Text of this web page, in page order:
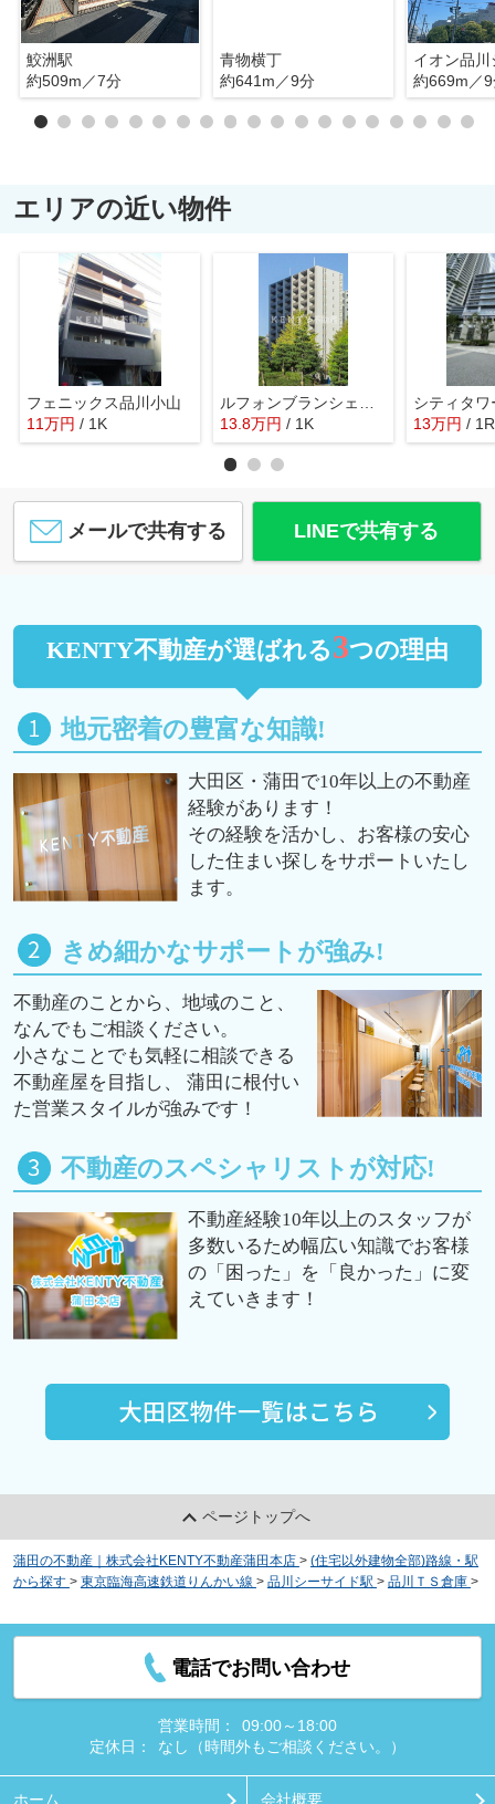
鮫洲駅
約509m／7分
青物横丁
約641m／9分
イオン品
約669m／
エリアの近い物件
フェニックス品川小山
11万円 / 1K
ルフォンブランシェ品川南大井
13.8万円 / 1K 13万円 / 1R
メールで共有する LINEで共有する
KENTY不動産が選ばれる3つの理由
地元密着の豊富な知識!
大田区・蒲田で10年以上の不動産
経験があります！
その経験を活かし、お客様の安心
した住まい探しをサポートいたし
ます。
きめ細かなサポートが強み!
不動産のことから、地域のこと、
なんでもご相談ください。
小さなことでも気軽に相談できる
不動産屋を目指し、 蒲田に根付い
た営業スタイルが強みです！
不動産のスペシャリストが対応!
不動産経験10年以上のスタッフが
多数いるため幅広い知識でお客様
の「困った」を「良かった」に変
えていきます！
ページトップへ
蒲田の不動産｜株式会社KENTY不動産蒲田本店 > (住宅以外建物全部)路線・駅
から探す > 東京臨海高速鉄道りんかい線 > 品川シーサイド駅 > 品川ＴＳ倉庫 >
電話でお問い合わせ
営業時間：
09:00～18:00
定休日：
なし（時間外もご相談ください。）
ホーム 会社概要